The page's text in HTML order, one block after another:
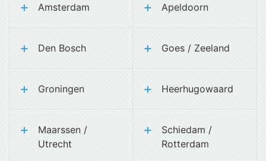
Amsterdam Apeldoorn
Den Bosch Goes / Zeeland
Groningen Heerhugowaard
Maarssen /
Utrecht
Schiedam /
Rotterdam